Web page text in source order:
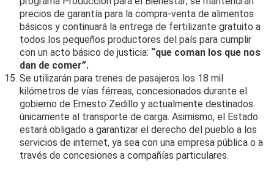
precios de garantía para la compra-venta de alimentos
básicos y continuará la entrega de fertilizante gratuito a
todos los pequeños productores del país para cumplir
con un acto básico de justicia: “que coman los que nos
dan de comer”.
Se utilizarán para trenes de pasajeros los 18 mil
kilómetros de vías férreas, concesionados durante el
gobierno de Ernesto Zedillo y actualmente destinados
únicamente al transporte de carga. Asimismo, el Estado
estará obligado a garantizar el derecho del pueblo a los
servicios de internet, ya sea con una empresa pública o a
través de concesiones a compañías particulares.